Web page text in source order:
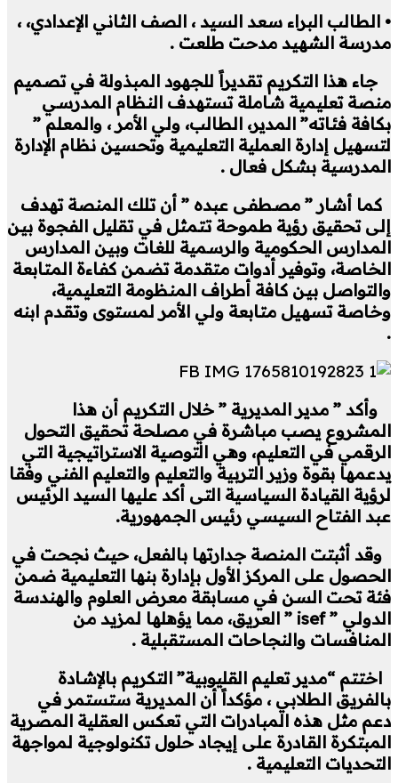
• الطالب البراء سعد السيد ، الصف الثاني الإعدادي، ،
مدرسة الشهيد مدحت طلعت .
جاء هذا التكريم تقديراً للجهود المبذولة في تصميم
منصة تعليمية شاملة تستهدف النظام المدرسي
بكافة فئاته” المدير، الطالب، ولي الأمر ، والمعلم ”
لتسهيل إدارة العملية التعليمية وتحسين نظام الإدارة
المدرسية بشكل فعال .
كما أشار ” مصطفى عبده ” أن تلك المنصة تهدف
إلى تحقيق رؤية طموحة تتمثل في تقليل الفجوة بين
المدارس الحكومية والرسمية للغات وبين المدارس
الخاصة، وتوفير أدوات متقدمة تضمن كفاءة المتابعة
والتواصل بين كافة أطراف المنظومة التعليمية،
وخاصة تسهيل متابعة ولي الأمر لمستوى وتقدم ابنه
.
وأكد ” مدير المديرية ” خلال التكريم أن هذا
المشروع يصب مباشرة في مصلحة تحقيق التحول
الرقمي في التعليم، وهي التوصية الاستراتيجية التي
يدعمها بقوة وزير التربية والتعليم والتعليم الفني وفقا
لرؤية القيادة السياسية التى أكد عليها السيد الرئيس
عبد الفتاح السيسي رئيس الجمهورية.
وقد أثبتت المنصة جدارتها بالفعل، حيث نجحت في
الحصول على المركز الأول بإدارة بنها التعليمية ضمن
فئة تحت السن في مسابقة معرض العلوم والهندسة
الدولي ” isef ” العريق، مما يؤهلها لمزيد من
المنافسات والنجاحات المستقبلية .
اختتم “مدير تعليم القليوبية” التكريم بالإشادة
بالفريق الطلابي ، مؤكداً أن المديرية ستستمر في
دعم مثل هذه المبادرات التي تعكس العقلية المصرية
المبتكرة القادرة على إيجاد حلول تكنولوجية لمواجهة
التحديات التعليمية .